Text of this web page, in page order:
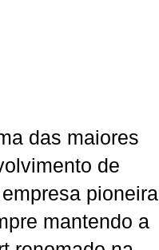
das maiores
de
pioneira
mantendo a